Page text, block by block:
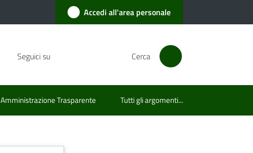
Accedi all'area personale
Seguici su Cerca
Amministrazione Trasparente Tutti gli argomenti...